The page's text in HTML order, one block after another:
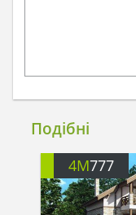
Подібні
4M777